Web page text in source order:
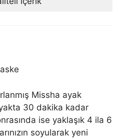
Missha ayak
30 dakika kadar
ise yaklaşık 4 ila 6
soyularak yeni